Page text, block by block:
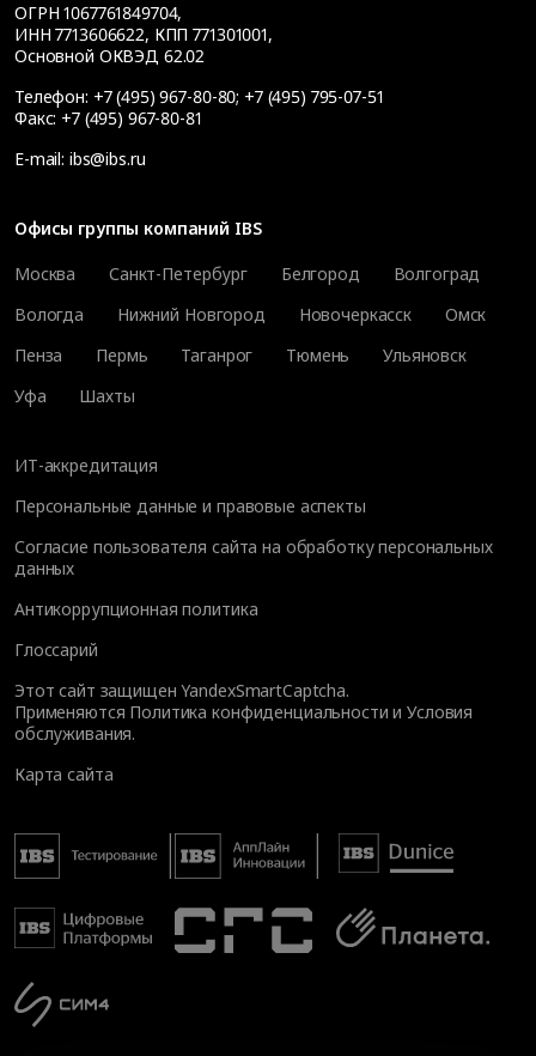
ОГРН 1067761849704,
ИНН 7713606622, КПП 771301001,
Основной ОКВЭД 62.02
Телефон: +7 (495) 967-80-80; +7 (495) 795-07-51
Факс: +7 (495) 967-80-81
E-mail: ibs@ibs.ru
Офисы группы компаний IBS
Москва
Санкт-Петербург Белгород
Волгоград
Вологда
Нижний Новгород Новочеркасск
Омск
Пенза
Пермь Таганрог Тюмень
Ульяновск
Уфа
Шахты
ИТ-аккредитация
Персональные данные и правовые аспекты
Согласие пользователя сайта на обработку персональных
данных
Антикоррупционная политика
Глоссарий
Этот сайт защищен YandexSmartCaptcha.
Применяются Политика конфиденциальности иУсловия
обслуживания.
Карта сайта